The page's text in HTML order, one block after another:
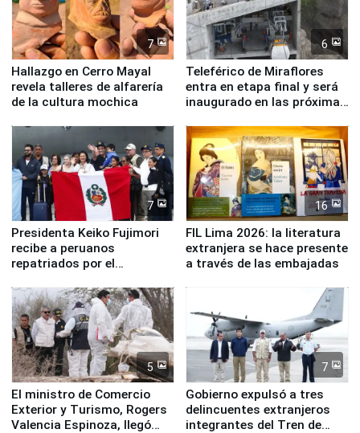
7
Hallazgo en Cerro Mayal
revela talleres de alfarería
de la cultura mochica
6
Teleférico de Miraflores
entra en etapa final y será
inaugurado en las próximas
7
Presidenta Keiko Fujimori
recibe a peruanos
repatriados por el
16
FIL Lima 2026: la literatura
extranjera se hace presente
a través de las embajadas
5
El ministro de Comercio
Exterior y Turismo, Rogers
Valencia Espinoza, llegó
7
Gobierno expulsó a tres
delincuentes extranjeros
integrantes del Tren de